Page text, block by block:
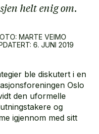
helt enig om.
MARTE VEIMO
6. JUNI 2019
ble diskutert i en
Oslo
den uformelle
og
igjennom med sitt